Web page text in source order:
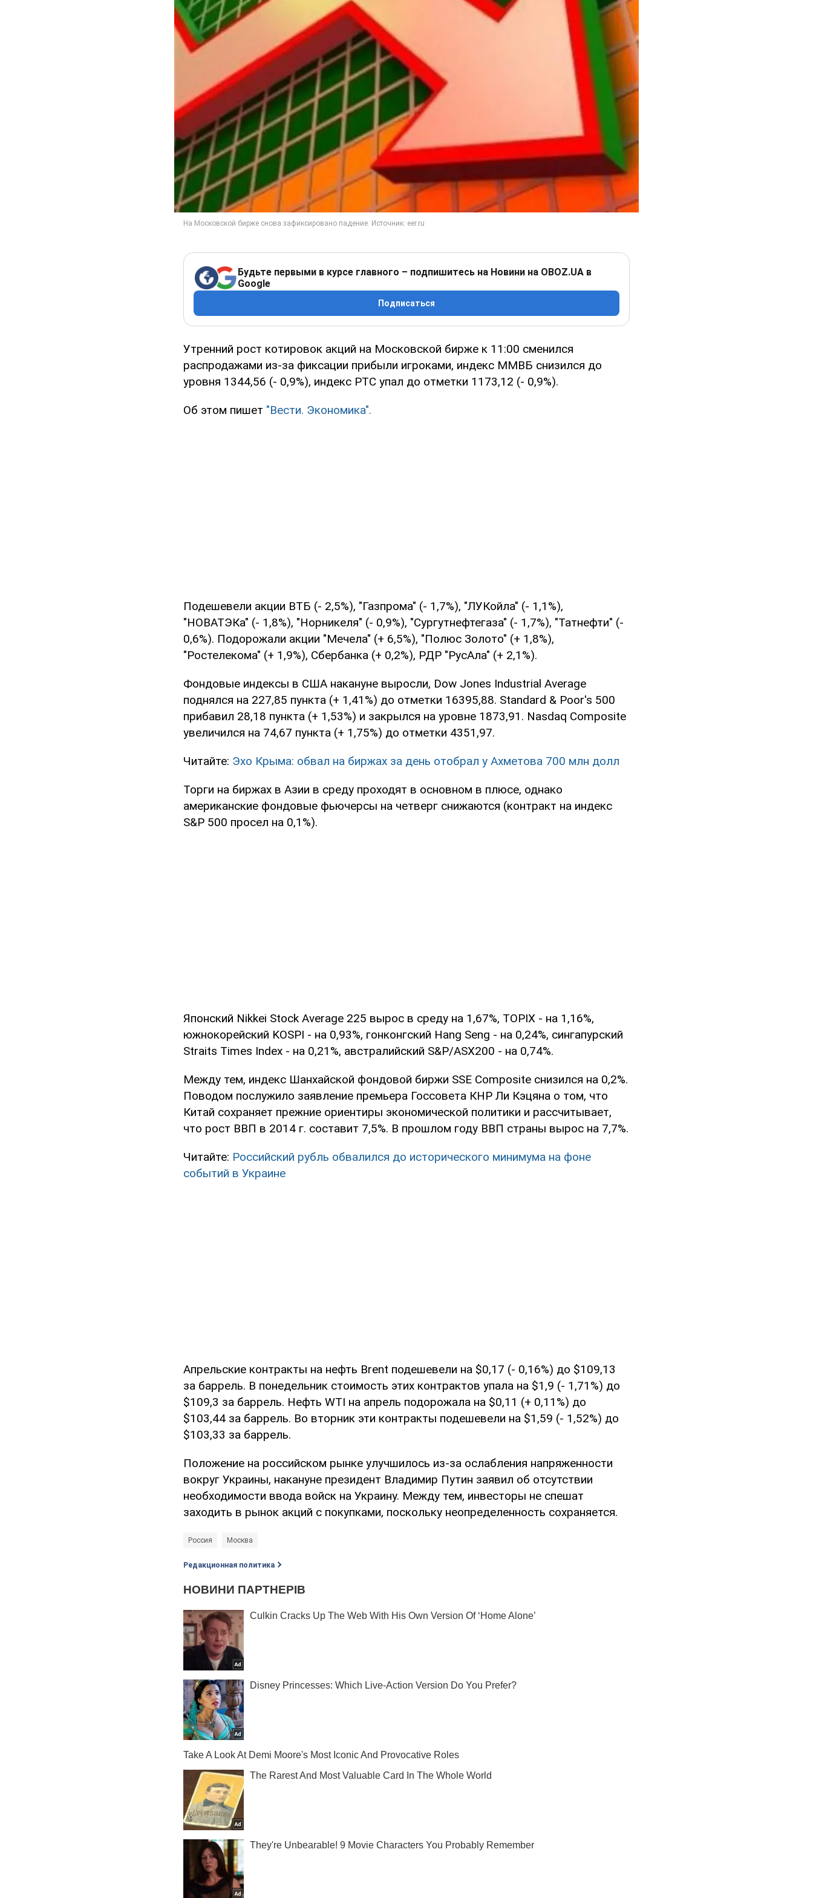
Будьте первыми в курсе главного – подпишитесь на Новини на OBOZ.UA в
Google
Подписаться
Утренний рост котировок акций на Московской бирже к 11:00 сменился
распродажами из-за фиксации прибыли игроками, индекс ММВБ снизился до
уровня 1344,56 (- 0,9%), индекс РТС упал до отметки 1173,12 (- 0,9%).
Об этом пишет "Вести. Экономика".
Подешевели акции ВТБ (- 2,5%), "Газпрома" (- 1,7%), "ЛУКойла" (- 1,1%),
"НОВАТЭКа" (- 1,8%), "Норникеля" (- 0,9%), "Сургутнефтегаза" (- 1,7%), "Татнефти" (-
0,6%). Подорожали акции "Мечела" (+ 6,5%), "Полюс Золото" (+ 1,8%),
"Ростелекома" (+ 1,9%), Сбербанка (+ 0,2%), РДР "РусАла" (+ 2,1%).
Фондовые индексы в США накануне выросли, Dow Jones Industrial Average
поднялся на 227,85 пункта (+ 1,41%) до отметки 16395,88. Standard & Poor's 500
прибавил 28,18 пункта (+ 1,53%) и закрылся на уровне 1873,91. Nasdaq Composite
увеличился на 74,67 пункта (+ 1,75%) до отметки 4351,97.
Читайте: Эхо Крыма: обвал на биржах за день отобрал у Ахметова 700 млн долл
Торги на биржах в Азии в среду проходят в основном в плюсе, однако
американские фондовые фьючерсы на четверг снижаются (контракт на индекс
S&P 500 просел на 0,1%).
Японский Nikkei Stock Average 225 вырос в среду на 1,67%, TOPIX - на 1,16%,
южнокорейский KOSPI - на 0,93%, гонконгский Hang Seng - на 0,24%, сингапурский
Straits Times Index - на 0,21%, австралийский S&P/ASX200 - на 0,74%.
Между тем, индекс Шанхайской фондовой биржи SSE Composite снизился на 0,2%.
Поводом послужило заявление премьера Госсовета КНР Ли Кэцяна о том, что
Китай сохраняет прежние ориентиры экономической политики и рассчитывает,
что рост ВВП в 2014 г. составит 7,5%. В прошлом году ВВП страны вырос на 7,7%.
Читайте: Российский рубль обвалился до исторического минимума на фоне
событий в Украине
Апрельские контракты на нефть Brent подешевели на $0,17 (- 0,16%) до $109,13
за баррель. В понедельник стоимость этих контрактов упала на $1,9 (- 1,71%) до
$109,3 за баррель. Нефть WTI на апрель подорожала на $0,11 (+ 0,11%) до
$103,44 за баррель. Во вторник эти контракты подешевели на $1,59 (- 1,52%) до
$103,33 за баррель.
Положение на российском рынке улучшилось из-за ослабления напряженности
вокруг Украины, накануне президент Владимир Путин заявил об отсутствии
необходимости ввода войск на Украину. Между тем, инвесторы не спешат
заходить в рынок акций с покупками, поскольку неопределенность сохраняется.
Россия Москва
Редакционная политика